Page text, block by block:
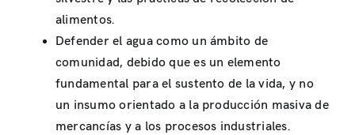
alimentos.
Defender el agua como un ámbito de
comunidad, debido que es un elemento
fundamental para el sustento de la vida, y no
un insumo orientado a la producción masiva de
mercancías y a los procesos industriales.